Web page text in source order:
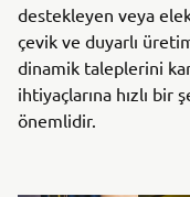
destekleyen veya
çevik ve duyarlı
dinamik taleplerini
ihtiyaçlarına hızlı bir
önemlidir.